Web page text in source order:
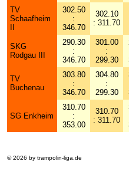
TV
Schaafheim
302.50
:
346.70
302.10
: 311.70
SKG
Rodgau III
290.30
:
346.70
301.00
:
299.30
TV
Buchenau
303.80
:
346.70
304.80
:
299.30
SG Enkheim
310.70
:
353.00
310.70
: 311.70
© 2026 by trampolin-liga.de